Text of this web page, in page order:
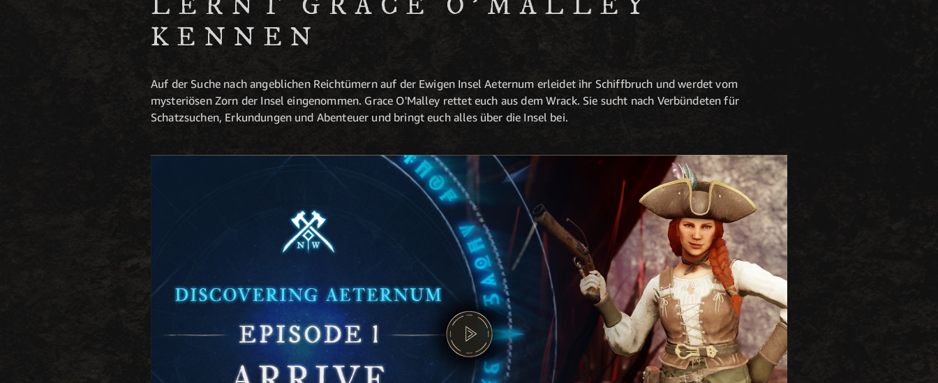
KENNEN
Auf der Suche nach angeblichen Reichtümern auf der Ewigen Insel Aeternum erleidet ihr Schiffbruch und werdet vom
mysteriösen Zorn der Insel eingenommen. Grace O'Malley rettet euch aus dem Wrack. Sie sucht nach Verbündeten für
Schatzsuchen, Erkundungen und Abenteuer und bringt euch alles über die Insel bei.